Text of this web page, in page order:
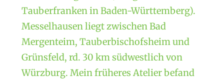
Tauberfranken in Baden-Württemberg).
Messelhausen liegt zwischen Bad
Mergenteim, Tauberbischofsheim und
Grünsfeld, rd. 30 km südwestlich von
Würzburg. Mein früheres Atelier befand